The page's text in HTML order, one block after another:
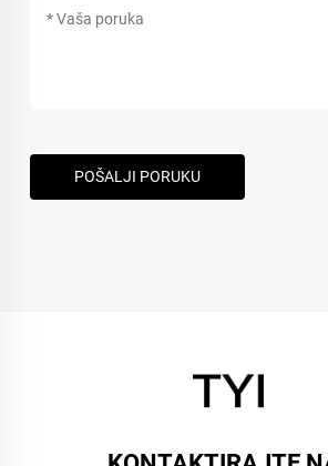
POŠALJI PORUKU